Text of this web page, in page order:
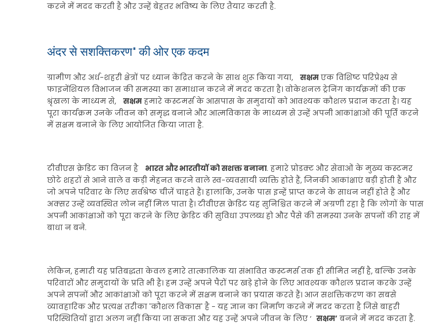
करने में मदद करती है और उन्हें बेहतर भविष्य के लिए तैयार करती है.
अंदर से सशक्तिकरण" की ओर एक कदम
ग्रामीण और अर्ध-शहरी क्षेत्रों पर ध्यान केंद्रित करने के साथ शुरू किया गया, सक्षमएक विशिष्ट परिप्रेक्ष्य से
फाइनेंशियल विभाजन की समस्या का समाधान करने में मदद करता है। वोकेशनल ट्रेनिंग कार्यक्रमों की एक
श्रृंखला के माध्यम से,
सक्षमहमारे कस्टमर्स के आसपास के समुदायों को आवश्यक कौशल प्रदान करता है। यह
पूरा कार्यक्रम उनके जीवन को समृद्ध बनाने और आत्मविकास के माध्यम से उन्हें अपनी आकांक्षाओं की पूर्ति करने
में सक्षम बनाने के लिए आयोजित किया जाता है.
टीवीएस क्रेडिट का विज़न है भारत और भारतीयों को सशक्त बनाना. हमारे प्रोडक्ट और सेवाओं के मुख्य कस्टमर
छोटे शहरों से आने वाले व कड़ी मेहनत करने वाले स्व-व्यवसायी व्यक्ति होते हैं, जिनकी आकांक्षाएं बड़ी होती हैं और
जो अपने परिवार के लिए सर्वश्रेष्ठ चीज़ें चाहते हैं। हालांकि, उनके पास इन्हें प्राप्त करने के साधन नहीं होते हैं और
अक्सर उन्हें व्यवस्थित लोन नहीं मिल पाता है। टीवीएस क्रेडिट यह सुनिश्चित करने में अग्रणी रहा है कि लोगों के पास
अपनी आकांक्षाओं को पूरा करने के लिए क्रेडिट की सुविधा उपलब्ध हो और पैसे की समस्या उनके सपनों की राह में
बाधा न बने.
लेकिन, हमारी यह प्रतिबद्धता केवल हमारे तात्कालिक या संभावित कस्टमर्स तक ही सीमित नहीं है, बल्कि उनके
परिवारों और समुदायों के प्रति भी है। हम उन्हें अपने पैरों पर खड़े होने के लिए आवश्यक कौशल प्रदान करके उन्हें
अपने सपनों और आकांक्षाओं को पूरा करने में सक्षम बनाने का प्रयास करते हैं। आज सशक्तिकरण का सबसे
व्यावहारिक और प्रत्यक्ष तरीका 'कौशल विकास' है - यह ज्ञान का निर्माण करने में मदद करता है जिसे बाहरी
परिस्थितियों द्वारा अलग नहीं किया जा सकता और यह उन्हें अपने जीवन के लिए ‘ सक्षम’ बनने में मदद करता है.